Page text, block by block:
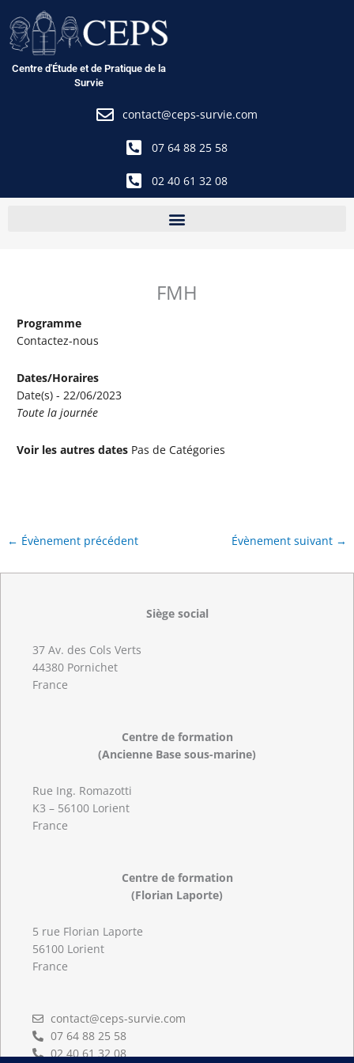
au
contenu
Centre d'Étude et de Pratique de la
Survie
contact@ceps-survie.com
07 64 88 25 58
02 40 61 32 08
FMH
Programme
Contactez-nous
Dates/Horaires
Date(s) - 22/06/2023
Toute la journée
Voir les autres dates Pas de Catégories
← Évènement précédent Évènement suivant →
Siège social
37 Av. des Cols Verts
44380 Pornichet
France
Centre de formation
(Ancienne Base sous-marine)
Rue Ing. Romazotti
K3 – 56100 Lorient
France
Centre de formation
(Florian Laporte)
5 rue Florian Laporte
56100 Lorient
France
contact@ceps-survie.com
07 64 88 25 58
02 40 61 32 08